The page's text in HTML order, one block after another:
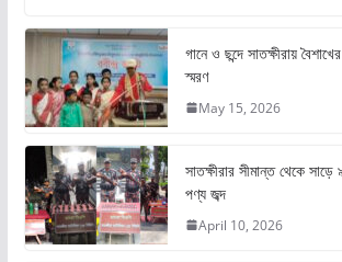
c
e
b
o
o
k
st
o
d
o
n
e
গানে ও ছন্দে সাতক্ষীরায়
স্মরণ
May 15, 2026
সাতক্ষীরার সীমান্ত থেকে
পণ্য জব্দ
April 10, 2026